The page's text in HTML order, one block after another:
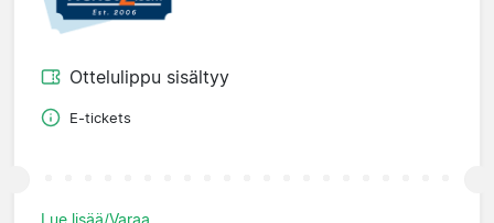
Ottelulippu sisältyy
E-tickets
Lue lisää/Varaa